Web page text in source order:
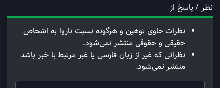
نظر / پاسخ از
نظرات حاوی توهین و هرگونه نسبت ناروا به اشخاص
حقیقی و حقوقی منتشر نمی‌شود.
نظراتی که غیر از زبان فارسی یا غیر مرتبط با خبر باشد
منتشر نمی‌شود.